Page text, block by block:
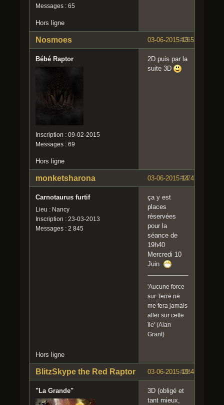
Messages : 65
Hors ligne
#26
03-06-2015 13:53:11
Nosmoes
Bébé Raptor
Inscription : 09-02-2015
Messages : 69
2D puis par la
suite 3D
Hors ligne
#27
03-06-2015 14:47:28
monketsharona
Carnotaurus furtif
Lieu : Nancy
Inscription : 23-03-2013
Messages : 2 845
ça y est
places
réservées
pour la
séance de
19h40
Mercredi 10
Juin
'Aucune force
sur Terre ne
me fera jamais
aller sur cette
île' (Alan
Grant)
Hors ligne
#28
03-06-2015 19:45:46
BlitzSkype the Red Raptor
"La Grande"
3D (obligé et
tant mieux,